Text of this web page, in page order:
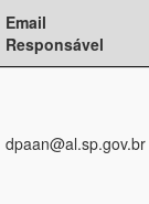
Email
Responsável
dpaan@al.sp.gov.br